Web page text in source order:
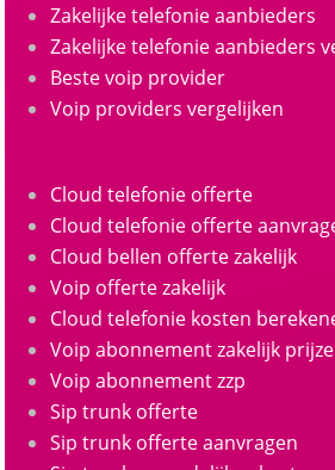
Zakelijke telefonie aanbieders
Zakelijke telefonie aanbieders
Beste voip provider
Voip providers vergelijken
Cloud telefonie offerte
Cloud telefonie offerte
Cloud bellen offerte zakelijk
Voip offerte zakelijk
Cloud telefonie kosten
Voip abonnement zakelijk
Voip abonnement zzp
Sip trunk offerte
Sip trunk offerte aanvragen